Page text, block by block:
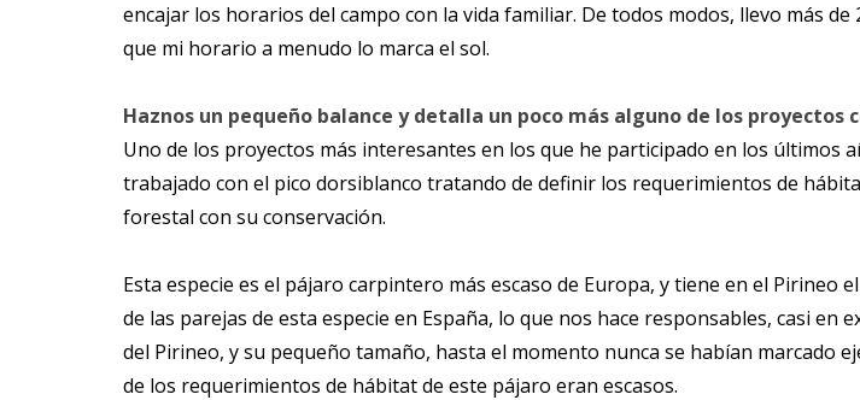
encajar los horarios del campo con la vida familiar. De todos modos, llevo más
que mi horario a menudo lo marca el sol.
Haznos un pequeño balance y detalla un poco más alguno de los proyectos
Uno de los proyectos más interesantes en los que he participado en los últimos
trabajado con el pico dorsiblanco tratando de definir los requerimientos de
forestal con su conservación.
Esta especie es el pájaro carpintero más escaso de Europa, y tiene en el Pirineo
de las parejas de esta especie en España, lo que nos hace responsables, casi
del Pirineo, y su pequeño tamaño, hasta el momento nunca se habían marcado
de los requerimientos de hábitat de este pájaro eran escasos.